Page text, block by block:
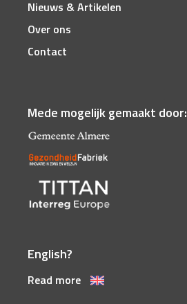
Nieuws & Artikelen
Over ons
Contact
Mede mogelijk gemaakt door:
English?
Read more